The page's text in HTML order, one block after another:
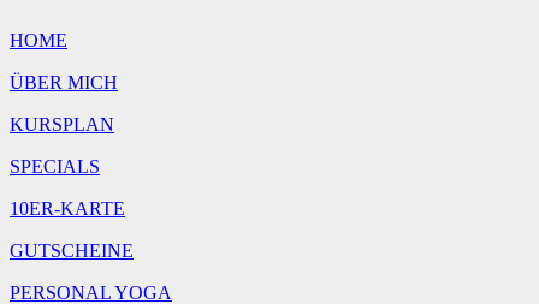
HOME
ÜBER MICH
KURSPLAN
SPECIALS
10ER-KARTE
GUTSCHEINE
PERSONAL YOGA